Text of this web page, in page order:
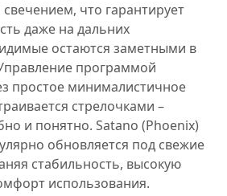
что гарантирует
даже на дальних
остаются заметными в
программой
простое минималистичное
стрелочками –
и понятно. Satano (Phoenix)
обновляется под свежие
стабильность, высокую
использования.